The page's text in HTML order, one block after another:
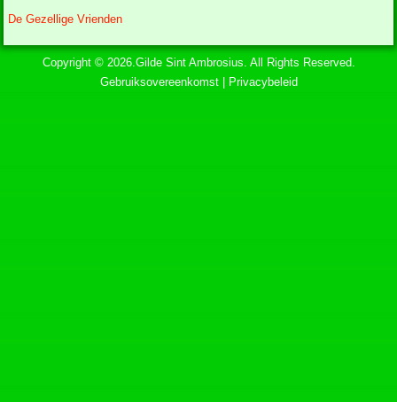
De Gezellige Vrienden
Copyright © 2026.Gilde Sint Ambrosius. All Rights Reserved.
Gebruiksovereenkomst| Privacybeleid